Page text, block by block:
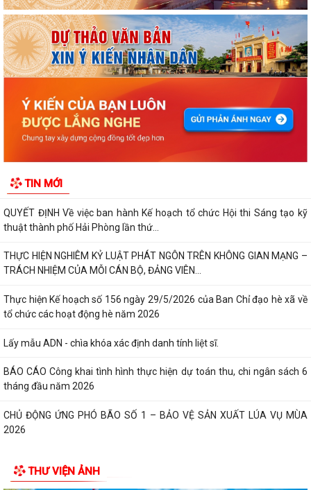
TIN MỚI
ỦY BAN NHÂN DÂN XÃ NGUYỄN BỈNH KHIÊM TUYÊN TRUYỀN, HƯỚNG
DẪN NGƯỜI DÂN CHUYỂN ĐỔI THIẾT BỊ, SIM...
KẾ HOẠCH Triển khai tuyển chọn thực tập sinh nữ đi thực tập kỹ thuật
tại Nhật Bản Đợt II năm 2026
Kỷ niệm 79 năm Ngày Thương binh - Liệt sĩ (27-7-1947 – 27-7-2026)
KHẢO SÁT, THĂM DÒ Ý KIẾN SAU 01 NĂM THỰC HIỆN MÔ HÌNH CHÍNH
QUYỀN ĐỊA PHƯƠNG 02 CẤP
tư của cộng đồng các công trình,...
QUYẾT ĐỊNH Về việc ban hành Kế hoạch tổ chức Hội thi Sáng tạo kỹ
thuật thành phố Hải Phòng lần thứ...
THỰC HIỆN NGHIÊM KỶ LUẬT PHÁT NGÔN TRÊN KHÔNG GIAN MẠNG –
TRÁCH NHIỆM CỦA MỖI CÁN BỘ, ĐẢNG VIÊN...
Thực hiện Kế hoạch số 156 ngày 29/5/2026 của Ban Chỉ đạo hè xã về
tổ chức các hoạt động hè năm 2026
Lấy mẫu ADN - chìa khóa xác định danh tính liệt sĩ.
BÁO CÁO Công khai tình hình thực hiện dự toán thu, chi ngân sách 6
tháng đầu năm 2026
CHỦ ĐỘNG ỨNG PHÓ BÃO SỐ 1 – BẢO VỆ SẢN XUẤT LÚA VỤ MÙA
2026
XÚC CỬ TRI CHUẨN BỊ KỲ HỌP THƯỜNG LỆ...
THƯ VIỆN ẢNH